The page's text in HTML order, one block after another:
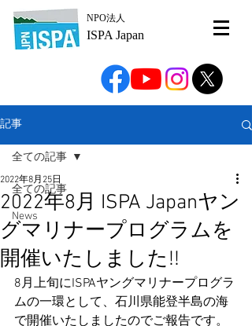
NPO法人
ISPA Japan
記事
全ての記事
News
全ての記事
2022年8月 ISPA Japanヤン
グマリナープログラムを
開催いたしました!!
2022年8月25日
8月上旬にISPAヤングマリナープログラ
ムの一環として、石川県能登半島の海
で開催いたしましたのでご報告です。